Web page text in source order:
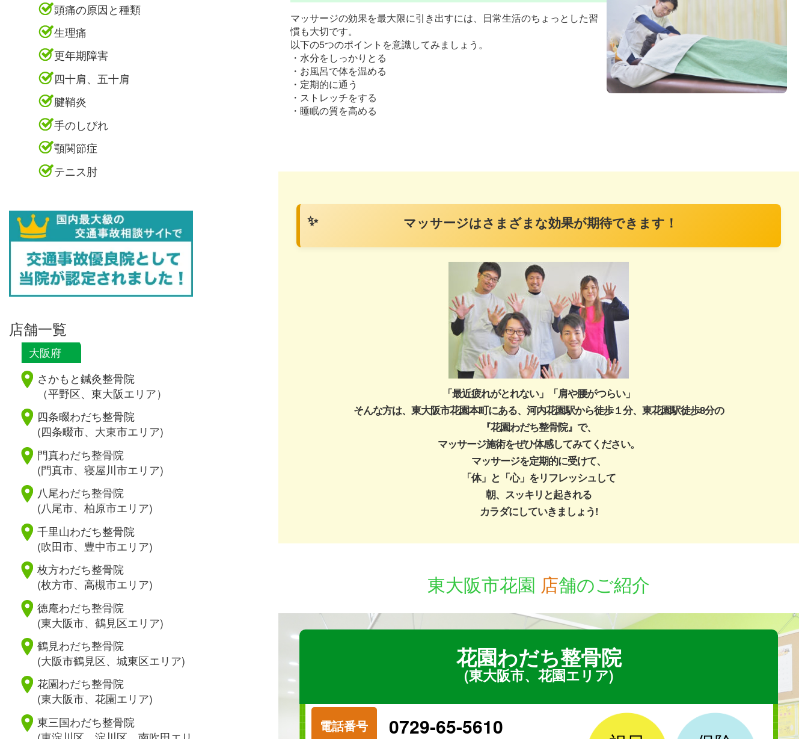
マッサージの効果を最大限に引き出すには、日常生活のちょっとした習
慣も大切です。
以下の5つのポイントを意識してみましょう。
・水分をしっかりとる
・お風呂で体を温める
・定期的に通う
・ストレッチをする
・睡眠の質を高める
マッサージはさまざまな効果が期待できます！
「最近疲れがとれない」「肩や腰がつらい」
そんな方は、 東大阪市花園本町にある、河内花園駅から徒歩１分、東花園駅徒歩8分の
『花園わだち整骨院』 で、
マッサージ施術をぜひ体感してみてください。
マッサージを定期的に受けて、
「体」と「心」をリフレッシュして
朝、スッキリと起きれる
カラダにしていきましょう!
東大阪市花園 店舗のご紹介
花園わだち整骨院
(東大阪市、花園エリア)
電話番号 ‭0729-65-5610‬
頭痛の原因と種類
生理痛
更年期障害
四十肩、五十肩
腱鞘炎
手のしびれ
顎関節症
テニス肘
店舗一覧
大阪府
さかもと鍼灸整骨院
（平野区、東大阪エリア）
四条畷わだち整骨院
(四条畷市、大東市エリア)
門真わだち整骨院
(門真市、寝屋川市エリア)
八尾わだち整骨院
(八尾市、柏原市エリア)
千里山わだち整骨院
(吹田市、豊中市エリア)
枚方わだち整骨院
(枚方市、高槻市エリア)
徳庵わだち整骨院
(東大阪市、鶴見区エリア)
鶴見わだち整骨院
(大阪市鶴見区、城東区エリア)
花園わだち整骨院
(東大阪市、花園エリア)
東三国わだち整骨院